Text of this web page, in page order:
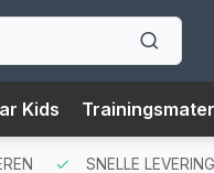
Kids
SNELLE